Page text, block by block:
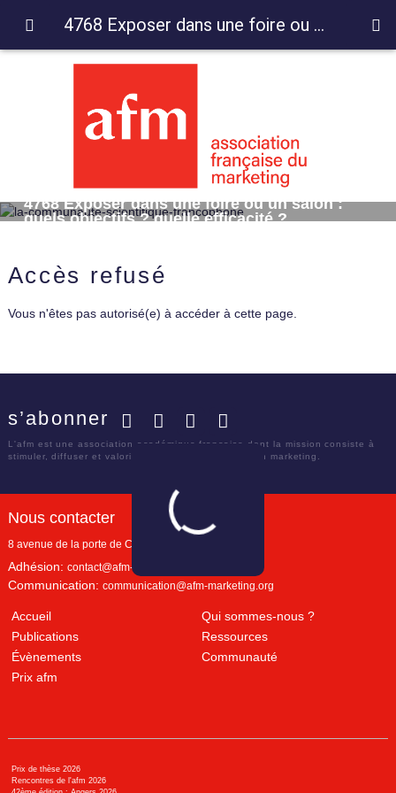
4768 Exposer dans une foire ou un salon :
quels objectifs ? quelle efficacité ?
Accès refusé
Vous n'êtes pas autorisé(e) à accéder à cette page.
s’abonner
L'afm est une association académique française dont la mission consiste à
stimuler, diffuser et valoriser le savoir scientifique en marketing.
Nous contacter
8 avenue de la porte de Champerret
Adhésion: contact@afm-marketing.org
Communication: communication@afm-marketing.org
Accueil
Qui sommes-nous ?
Publications
Ressources
Évènements
Communauté
Prix afm
Prix de thèse 2026
Rencontres de l'afm 2026
4768 Exposer dans une foire ou un salon : quels objectifs ? quelle efficacité ?